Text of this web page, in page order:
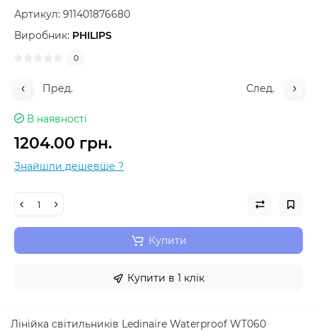
Артикул: 911401876680
Виробник: PHILIPS
0
Пред. След.
В наявності
1204.00 грн.
Знайшли дешевше ?
Купити
Купити в 1 клік
Лінійка світильників Ledinaire Waterproof WT060